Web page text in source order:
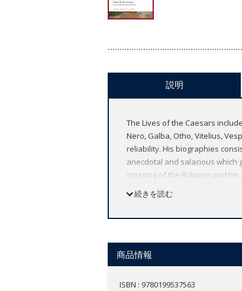
説明
The Lives of the Caesars
Nero, Galba, Otho, Vitelius,
reliability. His biographies
anecdotal and salacious which
crossing of the Rubicon and
of the Caesars was to set the
続きを読む
商品情報
ISBN : 9780199537563